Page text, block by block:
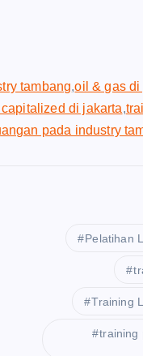
tambang,oil & gas di
di jakarta,
pada industry
Pelatihan
Training
training